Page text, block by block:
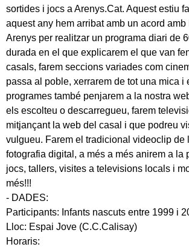
sortides i jocs a Arenys.Cat. Aquest estiu
aquest any hem arribat amb un acord amb
Arenys per realitzar un programa diari de
durada en el que explicarem el que van
casals, farem seccions variades com
passa al poble, xerrarem de tot una mica i
programes també penjarem a la nostra
els escolteu o descarregueu, farem
mitjançant la web del casal i que podreu
vulgueu. Farem el tradicional videoclip de
fotografia digital, a més a més anirem a la
jocs, tallers, visites a televisions locals i
més!!!
- DADES:
Participants: Infants nascuts entre 1999 i
Lloc: Espai Jove (C.C.Calisay)
Horaris: